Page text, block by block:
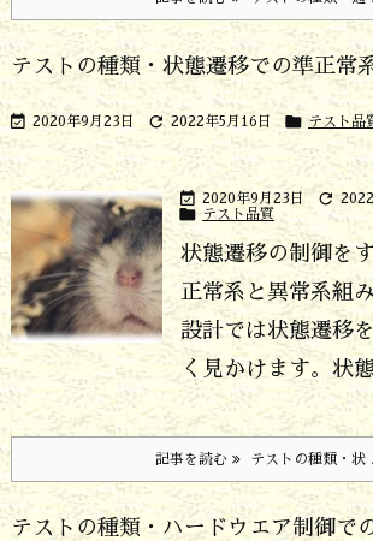
テストの種類・状態遷移での準正常
 2020年9月23日  2022年5月16日  テスト品
 2020年9月23日 
 テスト品質
状態遷移の制御を
正常系と異常系組
設計では状態遷移
く見かけます。状
記事を読む テストの種類・状
テストの種類・ハードウエア制御で